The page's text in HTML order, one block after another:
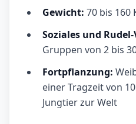
Gewicht: 70 bis 160
Soziales und
Gruppen von 2 bis
Fortpflanzung:
einer Tragzeit von
Jungtier zur Welt